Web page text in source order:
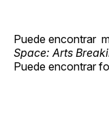
Puede encontrar
Space: Arts
Puede encontrar